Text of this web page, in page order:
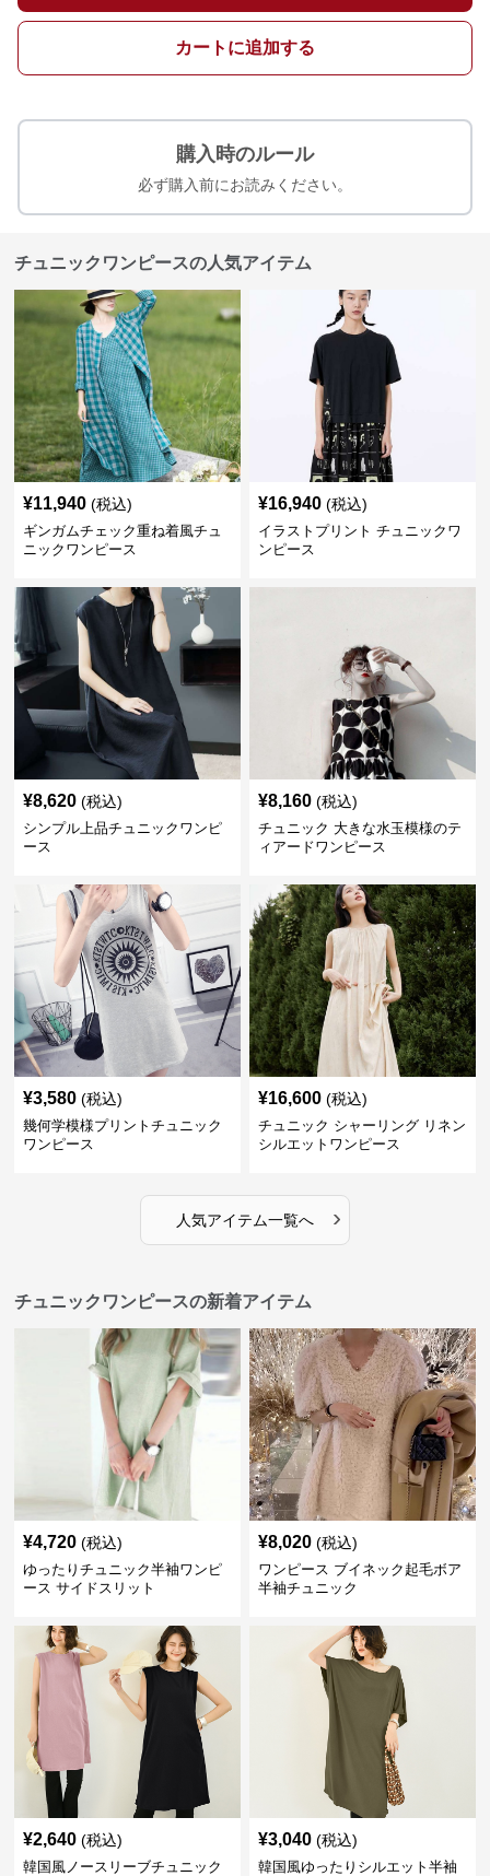
カートに追加する
購入時のルール
必ず購入前にお読みください。
チュニックワンピースの人気アイテム
¥11,940 (税込)
ギンガムチェック重ね着風チュ
ニックワンピース
¥16,940 (税込)
イラストプリント チュニックワ
ンピース
¥8,620 (税込)
シンプル上品チュニックワンピ
ース
¥8,160 (税込)
チュニック 大きな水玉模様のテ
ィアードワンピース
¥3,580 (税込)
幾何学模様プリントチュニック
ワンピース
¥16,600 (税込)
チュニック シャーリング リネン
シルエットワンピース
人気アイテム一覧へ ›
チュニックワンピースの新着アイテム
¥4,720 (税込)
ゆったりチュニック半袖ワンピ
ース サイドスリット
¥8,020 (税込)
ワンピース ブイネック起毛ボア
半袖チュニック
¥2,640 (税込)
韓国風ノースリーブチュニック
¥3,040 (税込)
韓国風ゆったりシルエット半袖